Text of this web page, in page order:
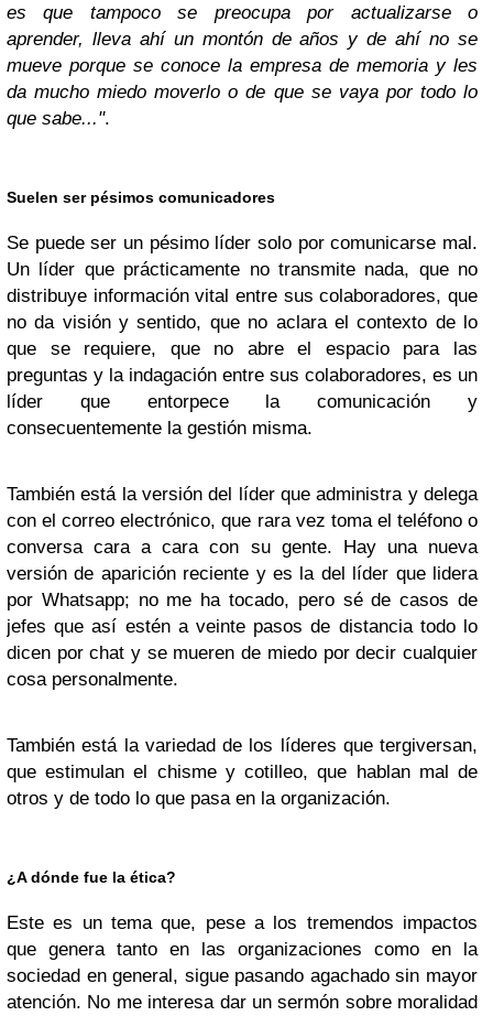
es que tampoco se preocupa por actualizarse o
aprender, lleva ahí un montón de años y de ahí no se
mueve porque se conoce la empresa de memoria y les
da mucho miedo moverlo o de que se vaya por todo lo
que sabe...".
Suelen ser pésimos comunicadores
Se puede ser un pésimo líder solo por comunicarse mal.
Un líder que prácticamente no transmite nada, que no
distribuye información vital entre sus colaboradores, que
no da visión y sentido, que no aclara el contexto de lo
que se requiere, que no abre el espacio para las
preguntas y la indagación entre sus colaboradores, es un
líder que entorpece la comunicación y
consecuentemente la gestión misma.
También está la versión del líder que administra y delega
con el correo electrónico, que rara vez toma el teléfono o
conversa cara a cara con su gente. Hay una nueva
versión de aparición reciente y es la del líder que lidera
por Whatsapp; no me ha tocado, pero sé de casos de
jefes que así estén a veinte pasos de distancia todo lo
dicen por chat y se mueren de miedo por decir cualquier
cosa personalmente.
También está la variedad de los líderes que tergiversan,
que estimulan el chisme y cotilleo, que hablan mal de
otros y de todo lo que pasa en la organización.
¿A dónde fue la ética?
Este es un tema que, pese a los tremendos impactos
que genera tanto en las organizaciones como en la
sociedad en general, sigue pasando agachado sin mayor
atención. No me interesa dar un sermón sobre moralidad